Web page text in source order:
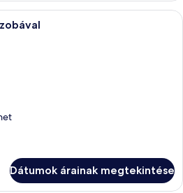
Egy szállodai szoba, amelyben egy
Dátumok árainak megtekintése